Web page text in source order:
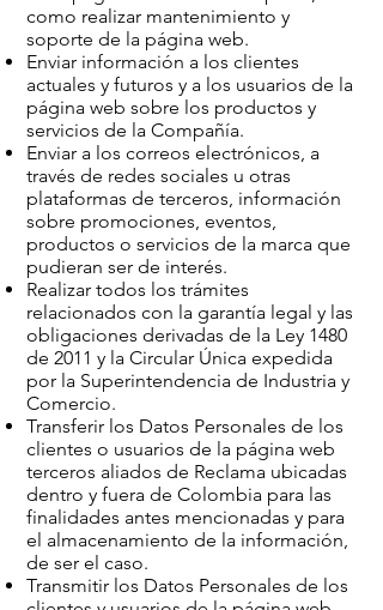
como realizar mantenimiento y
soporte de la página web.
Enviar información a los clientes
actuales y futuros y a los usuarios de la
página web sobre los productos y
servicios de la Compañía.
Enviar a los correos electrónicos, a
través de redes sociales u otras
plataformas de terceros, información
sobre promociones, eventos,
productos o servicios de la marca que
pudieran ser de interés.
Realizar todos los trámites
relacionados con la garantía legal y las
obligaciones derivadas de la Ley 1480
de 2011 y la Circular Única expedida
por la Superintendencia de Industria y
Comercio.
Transferir los Datos Personales de los
clientes o usuarios de la página web
terceros aliados de Reclama ubicadas
dentro y fuera de Colombia para las
finalidades antes mencionadas y para
el almacenamiento de la información,
de ser el caso.
Transmitir los Datos Personales de los